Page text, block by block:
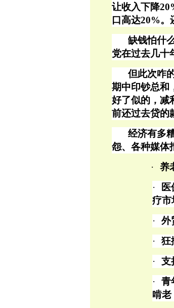
让收入下降
口高达20%。
缺钱怕什
党在过去几十
但此次咋
期中印钞总和
好了似的，减
前还过去贷的
经济有多
怨、各种媒体
·
养
·
疗市
·
外
·
狂
·
支
·
青
啃老